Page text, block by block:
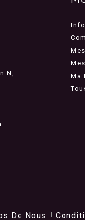
N,
Ma
De Nous